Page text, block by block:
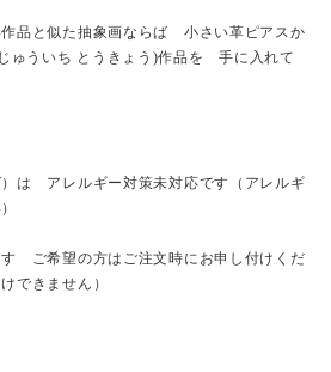
品と似た抽象画ならば 小さい革ピアスか
ゅういち とうきょう)作品を 手に入れて
）は アレルギー対策未対応です（アレルギ
す ご希望の方はご注文時にお申し付けくだ
できません）